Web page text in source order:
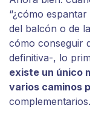
“¿cómo
del balcón o de
cómo conseguir
definitiva-, lo
existe un único
varios caminos
complementarios.